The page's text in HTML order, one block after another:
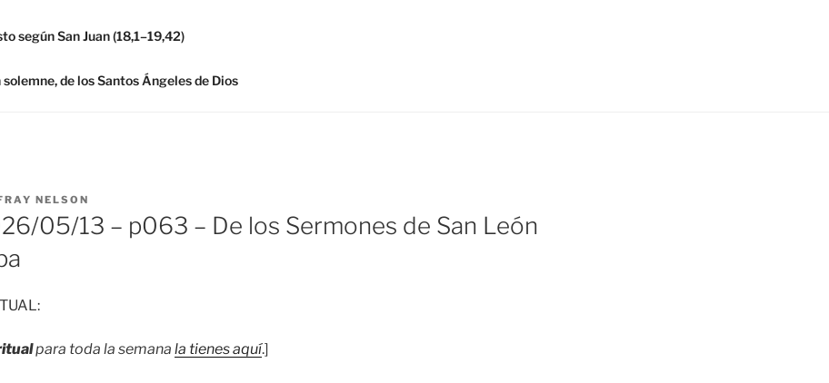
según San Juan (18,1–19,42)
de los Santos Ángeles de Dios
NELSON
05/13 – p063 – De los Sermones de San León
para toda la semana la tienes aquí.]